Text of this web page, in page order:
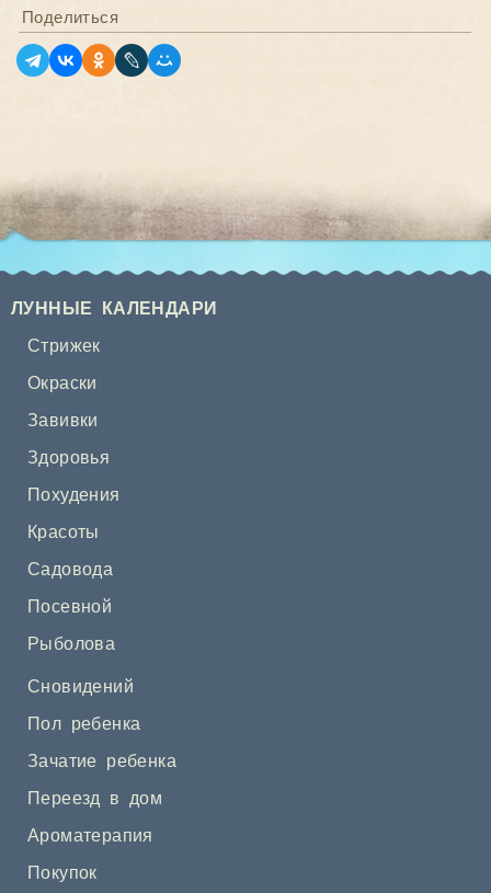
Поделиться
ЛУННЫЕ КАЛЕНДАРИ
Стрижек
Окраски
Завивки
Здоровья
Похудения
Красоты
Садовода
Посевной
Рыболова
Сновидений
Пол ребенка
Зачатие ребенка
Переезд в дом
Ароматерапия
Покупок